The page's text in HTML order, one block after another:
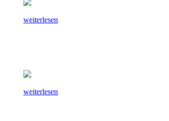
weiterlesen
weiterlesen